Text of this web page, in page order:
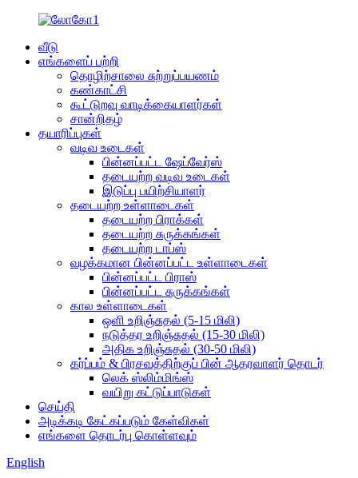
வீடு
எங்களைப் பற்றி
தொழிற்சாலை சுற்றுப்பயணம்
கண்காட்சி
கூட்டுறவு வாடிக்கையாளர்கள்
சான்றிதழ்
தயாரிப்புகள்
வடிவ உடைகள்
பின்னப்பட்ட ஷேப்வேர்ஸ்
தடையற்ற வடிவ உடைகள்
இடுப்பு பயிற்சியாளர்
தடையற்ற உள்ளாடைகள்
தடையற்ற பிராக்கள்
தடையற்ற சுருக்கங்கள்
தடையற்ற டாப்ஸ்
வழக்கமான பின்னப்பட்ட உள்ளாடைகள்
பின்னப்பட்ட பிராஸ்
பின்னப்பட்ட சுருக்கங்கள்
கால உள்ளாடைகள்
ஒளி உறிஞ்சுதல் (5-15 மிலி)
நடுத்தர உறிஞ்சுதல் (15-30 மிலி)
அதிக உறிஞ்சுதல் (30-50 மிலி)
கர்ப்பம் & பிரசவத்திற்குப் பின் ஆதரவாளர் தொடர்
லெக் ஸ்லிம்மிங்ஸ்
வயிறு கட்டுப்பாடுகள்
செய்தி
அடிக்கடி கேட்கப்படும் கேள்விகள்
எங்களை தொடர்பு கொள்ளவும்
English